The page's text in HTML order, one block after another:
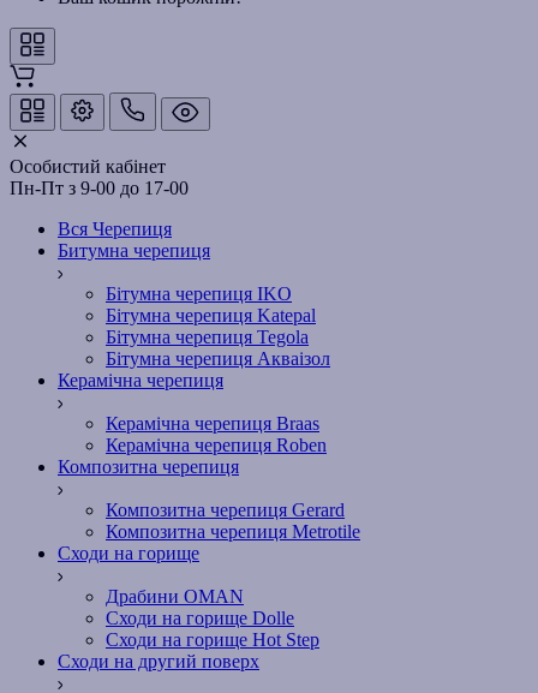
Особистий кабінет
Пн-Пт з 9-00 до 17-00
Вся Черепиця
Битумна черепиця
Бітумна черепиця IKO
Бітумна черепиця Katepal
Бітумна черепиця Tegola
Бітумна черепиця Акваізол
Керамічна черепиця
Керамічна черепиця Braas
Керамічна черепиця Roben
Композитна черепиця
Композитна черепиця Gerard
Композитна черепиця Metrotile
Сходи на горище
Драбини OMAN
Сходи на горище Dolle
Сходи на горище Hot Step
Сходи на другий поверх